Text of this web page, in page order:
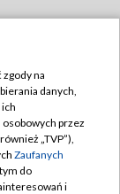
na
danych,
przez
„TVP”),
Zaufanych
do
i